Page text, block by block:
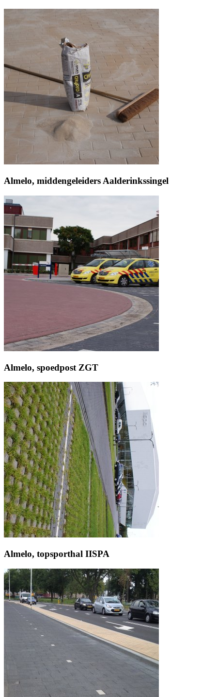
Almelo, middengeleiders Aalderinkssingel
Almelo, spoedpost ZGT
Almelo, topsporthal IISPA